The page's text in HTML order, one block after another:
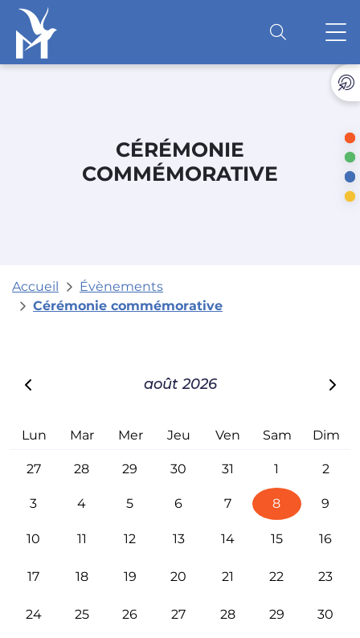
CÉRÉMONIE
COMMÉMORATIVE
Accueil
Évènements
Cérémonie commémorative
août 2026
Lun Mar Mer Jeu Ven Sam Dim
27 28 29 30 31 1 2
3 4 5 6 7 8 9
10 11 12 13 14 15 16
17 18 19 20 21 22 23
24 25 26 27 28 29 30